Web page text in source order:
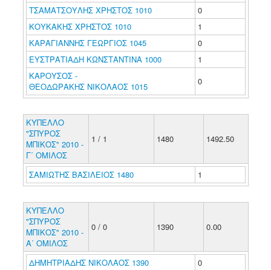
ΤΣΑΜΑΤΣΟΥΛΗΣ ΧΡΗΣΤΟΣ 1010
0
ΚΟΥΚΑΚΗΣ ΧΡΗΣΤΟΣ 1010
1
ΚΑΡΑΓΙΑΝΝΗΣ ΓΕΩΡΓΙΟΣ 1045
0
ΕΥΣΤΡΑΤΙΑΔΗ ΚΩΝΣΤΑΝΤΙΝΑ 1000
1
ΚΑΡΟΥΣΟΣ -
ΘΕΟΔΩΡΑΚΗΣ ΝΙΚΟΛΑΟΣ 1015
0
ΚΥΠΕΛΛΟ
"ΣΠΥΡΟΣ
ΜΠΙΚΟΣ" 2010 -
Γ΄ ΟΜΙΛΟΣ
1 / 1 1480 1492.50
ΣΑΜΙΩΤΗΣ ΒΑΣΙΛΕΙΟΣ 1480 1
ΚΥΠΕΛΛΟ
"ΣΠΥΡΟΣ
ΜΠΙΚΟΣ" 2010 -
Α΄ ΟΜΙΛΟΣ
0 / 0 1390 0.00
ΔΗΜΗΤΡΙΑΔΗΣ ΝΙΚΟΛΑΟΣ 1390 0